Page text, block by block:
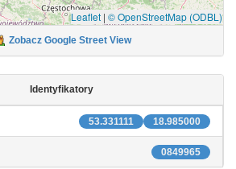
Leaflet | © OpenStreetMap (ODBL)
Zobacz Google Street View
Identyfikatory
18.985000
53.331111
0849965